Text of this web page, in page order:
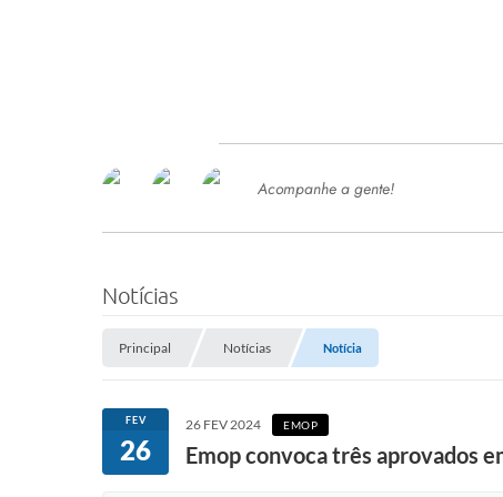
SERVIÇOS
SEMED
Processo de Contratação -
Concursos e Processos Seletivos
Acompanhe a gente!
Notícias
Principal Notícias Notícia
FEV
26
26 FEV 2024 EMOP
Emop convoca três aprovados